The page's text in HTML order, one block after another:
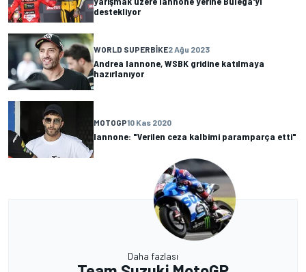
destekliyor
WORLD SUPERBIKE2 Ağu 2023
Andrea Iannone, WSBK gridine katılmaya
hazırlanıyor
MOTOGP10 Kas 2020
Iannone: "Verilen ceza kalbimi paramparça etti"
Daha fazlası